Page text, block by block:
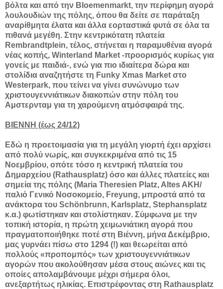
βόλτα και από την Bloemenmarkt, την περίφημη αγορά
λουλουδιών της πόλης, όπου θα δείτε σε παράταξη
αναρίθμητα έλατα και άλλα εορταστικά φυτά σε όλα τα
πιθανά μεγέθη. Στην κεντρικότατη πλατεία
Rembrandtplein, τέλος, στήνεται η παραμυθένια αγορά
νέας κοπής, Winterland Market -προορισμός κυρίως για
γονείς με παιδιά-, ενώ για πιο ιδιαίτερα δώρα και
στολίδια αναζητήστε τη Funky Xmas Market στο
Westerpark, που τείνει να γίνει συνώνυμο των
χριστουγεννιάτικων διακοπών στην πόλη του
Αμστερνταμ για τη χαρούμενη ατμόσφαιρά της.
ΒΙΕΝΝΗ (έως 24/12)
Εδώ η προετοιμασία για τη μεγάλη γιορτή έχει αρχίσει
από πολύ νωρίς, και συγκεκριμένα από τις 15
Νοεμβρίου, οπότε τόσο η κεντρική πλατεία του
Δημαρχείου (Rathausplatz) όσο και άλλες πλατείες και
σημεία της πόλης (Maria Theresien Platz, Altes AKH/
παλιό Γενικό Νοσοκομείο, Freyung, μπροστά από τα
ανάκτορα του Schönbrunn, Karlsplatz, Stephansplatz
κ.α.) φωτίστηκαν και στολίστηκαν. Σύμφωνα με την
τοπική ιστορία, η πρώτη χειμωνιάτικη αγορά που
πραγματοποιήθηκε ποτέ στη Βιέννη, μήνα Δεκέμβριο,
μας γυρνάει πίσω στο 1294 (!) και θεωρείται από
πολλούς «προπομπός» των χριστουγεννιάτικων
αγορών που ακολούθησαν μέσα στους αιώνες και τις
οποίες απολαμβάνουμε μέχρι σήμερα όλοι,
ανεξαρτήτως ηλικίας. Επιστρέφοντας στη Rathausplatz